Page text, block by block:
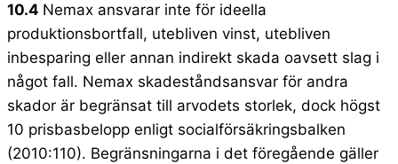
10.4 Nemax ansvarar inte för ideella
produktionsbortfall, utebliven vinst, utebliven
inbesparing eller annan indirekt skada oavsett slag i
något fall. Nemax skadeståndsansvar för andra
skador är begränsat till arvodets storlek, dock högst
10 prisbasbelopp enligt socialförsäkringsbalken
(2010:110). Begränsningarna i det föregående gäller